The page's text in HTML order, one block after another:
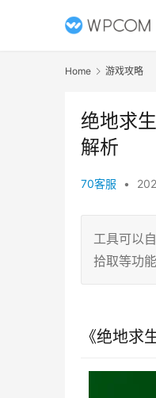
Home 游戏攻略
绝地求
解析
70客服 •
工具可以
拾取等功
《绝地求